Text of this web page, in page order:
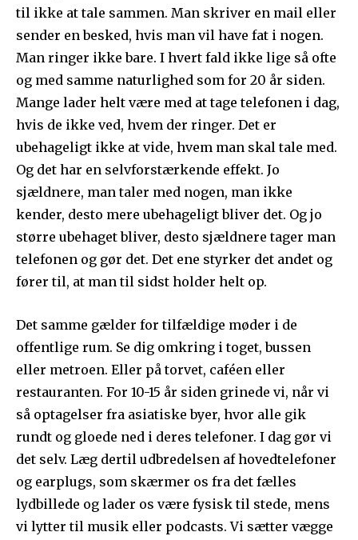
til ikke at tale sammen. Man skriver en mail eller
sender en besked, hvis man vil have fat i nogen.
Man ringer ikke bare. I hvert fald ikke lige så ofte
og med samme naturlighed som for 20 år siden.
Mange lader helt være med at tage telefonen i dag,
hvis de ikke ved, hvem der ringer. Det er
ubehageligt ikke at vide, hvem man skal tale med.
Og det har en selvforstærkende effekt. Jo
sjældnere, man taler med nogen, man ikke
kender, desto mere ubehageligt bliver det. Og jo
større ubehaget bliver, desto sjældnere tager man
telefonen og gør det. Det ene styrker det andet og
fører til, at man til sidst holder helt op.
Det samme gælder for tilfældige møder i de
offentlige rum. Se dig omkring i toget, bussen
eller metroen. Eller på torvet, caféen eller
restauranten. For 10-15 år siden grinede vi, når vi
så optagelser fra asiatiske byer, hvor alle gik
rundt og gloede ned i deres telefoner. I dag gør vi
det selv. Læg dertil udbredelsen af hovedtelefoner
og earplugs, som skærmer os fra det fælles
lydbillede og lader os være fysisk til stede, mens
vi lytter til musik eller podcasts. Vi sætter vægge